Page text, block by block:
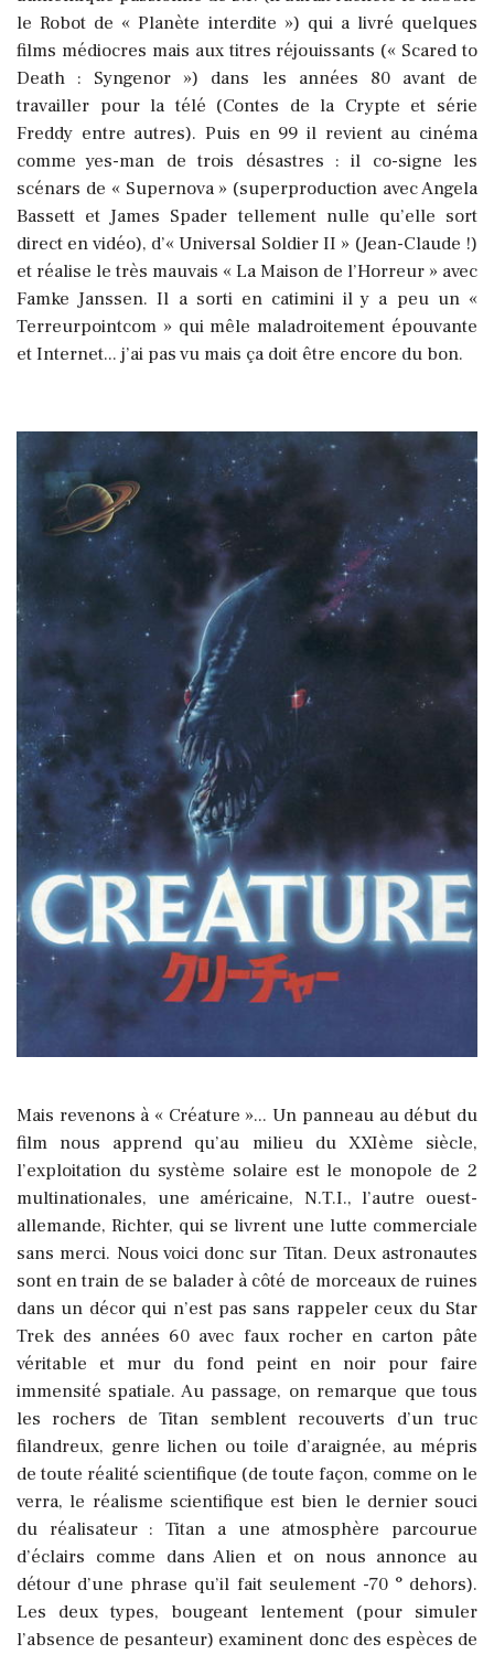
le Robot de « Planète interdite ») qui a livré quelques
films médiocres mais aux titres réjouissants (« Scared to
Death : Syngenor ») dans les années 80 avant de
travailler pour la télé (Contes de la Crypte et série
Freddy entre autres). Puis en 99 il revient au cinéma
comme yes-man de trois désastres : il co-signe les
scénars de « Supernova » (superproduction avec Angela
Bassett et James Spader tellement nulle qu’elle sort
direct en vidéo), d’« Universal Soldier II » (Jean-Claude !)
et réalise le très mauvais « La Maison de l’Horreur » avec
Famke Janssen. Il a sorti en catimini il y a peu un «
Terreurpointcom » qui mêle maladroitement épouvante
et Internet... j’ai pas vu mais ça doit être encore du bon.
Mais revenons à « Créature »... Un panneau au début du
film nous apprend qu’au milieu du XXIème siècle,
l’exploitation du système solaire est le monopole de 2
multinationales, une américaine, N.T.I., l’autre ouest-
allemande, Richter, qui se livrent une lutte commerciale
sans merci. Nous voici donc sur Titan. Deux astronautes
sont en train de se balader à côté de morceaux de ruines
dans un décor qui n’est pas sans rappeler ceux du Star
Trek des années 60 avec faux rocher en carton pâte
véritable et mur du fond peint en noir pour faire
immensité spatiale. Au passage, on remarque que tous
les rochers de Titan semblent recouverts d’un truc
filandreux, genre lichen ou toile d’araignée, au mépris
de toute réalité scientifique (de toute façon, comme on le
verra, le réalisme scientifique est bien le dernier souci
du réalisateur : Titan a une atmosphère parcourue
d’éclairs comme dans Alien et on nous annonce au
détour d’une phrase qu’il fait seulement -70 ° dehors).
Les deux types, bougeant lentement (pour simuler
l’absence de pesanteur) examinent donc des espèces de